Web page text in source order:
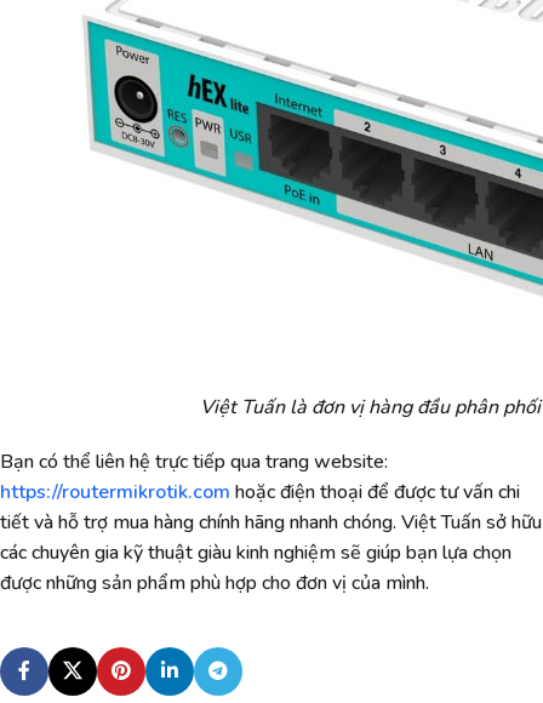
Việt Tuấn là đơn vị hàng đầu phân
Bạn có thể liên hệ trực tiếp qua trang website:
https://routermikrotik.com hoặc điện thoại để được tư vấn chi
tiết và hỗ trợ mua hàng chính hãng nhanh chóng. Việt Tuấn sở hữu
các chuyên gia kỹ thuật giàu kinh nghiệm sẽ giúp bạn lựa chọn
được những sản phẩm phù hợp cho đơn vị của mình.